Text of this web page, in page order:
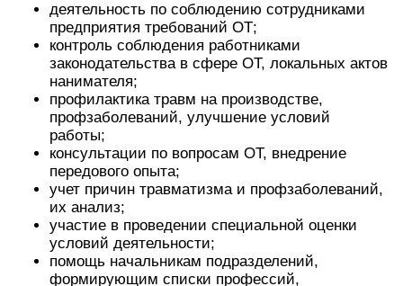
деятельность по соблюдению сотрудниками
предприятия требований ОТ;
контроль соблюдения работниками
законодательства в сфере ОТ, локальных актов
нанимателя;
профилактика травм на производстве,
профзаболеваний, улучшение условий
работы;
консультации по вопросам ОТ, внедрение
передового опыта;
учет причин травматизма и профзаболеваний,
их анализ;
участие в проведении специальной оценки
условий деятельности;
помощь начальникам подразделений,
формирующим списки профессий,